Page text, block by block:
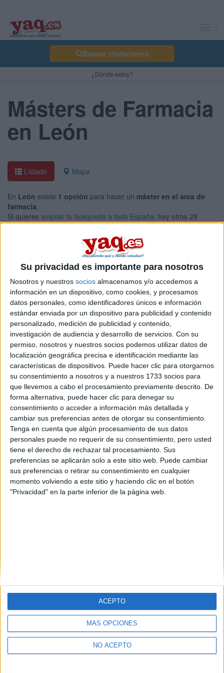
Su privacidad es importante para nosotros
Nosotros y nuestros socios almacenamos y/o accedemos a
información en un dispositivo, como cookies, y procesamos
datos personales, como identificadores únicos e información
estándar enviada por un dispositivo para publicidad y contenido
personalizado, medición de publicidad y contenido,
investigación de audiencia y desarrollo de servicios. Con su
permiso, nosotros y nuestros socios podemos utilizar datos de
localización geográfica precisa e identificación mediante las
características de dispositivos. Puede hacer clic para otorgarnos
su consentimiento a nosotros y a nuestros 1733 socios para
que llevemos a cabo el procesamiento previamente descrito. De
forma alternativa, puede hacer clic para denegar su
consentimiento o acceder a información más detallada y
cambiar sus preferencias antes de otorgar su consentimiento.
Tenga en cuenta que algún procesamiento de sus datos
personales puede no requerir de su consentimiento, pero usted
tiene el derecho de rechazar tal procesamiento. Sus
preferencias se aplicarán solo a este sitio web. Puede cambiar
sus preferencias o retirar su consentimiento en cualquier
momento volviendo a este sitio y haciendo clic en el botón
"Privacidad" en la parte inferior de la página web.
MÁS OPCIONES
NO ACEPTO
ACEPTO
Buscar titulaciones
¿Dónde estoy?
Másters de Farmacia
en León
Listado Mapa
En León existe 1 opción para hacer un máster en el area de
farmacia.
Si quieres ampliar tu búsqueda a toda España, hay otros 28
másters en farmacia entre los que puedes elegir. Estos estudios
están asociados a la rama de Ciencias de la salud.
Máster Universitario en
Producción en Industrias Farmacéuticas
UNIVERSIDAD DE LEóN (Universidad Pública)
Tipo: Máster
Pídeles información ¡GRATIS!
Seleccionar por provincia
Alicante(1)
Barcelona(6)
A Coruña(1)
Castellón(1)
Granada(2)
León(1)
Madrid(8)
Navarra(1)
Salamanca (2)
Sevilla(1)
Valencia(1)
Vizcaya(1)
Zaragoza (1)
Quiénes somos|Contactar|
Aviso legal|Politica de privacidad|Condiciones generales|Política
de cookies
© 2003-2026Compás Mediterráneo S.L.- Diego de León 47 - 28006